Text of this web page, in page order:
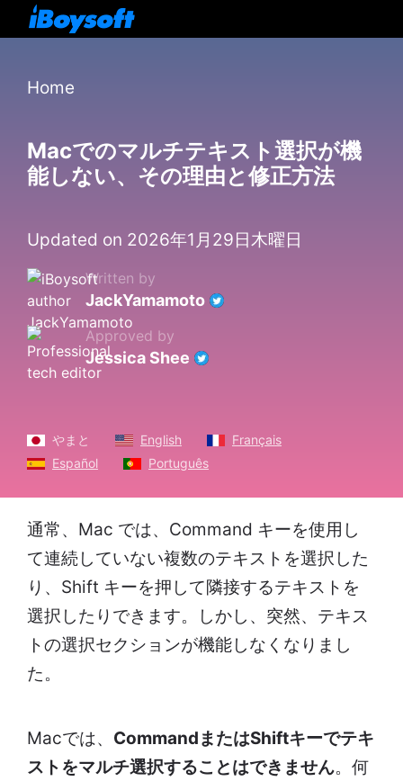
Home
Macでのマルチテキスト選択が機
能しない、その理由と修正方法
Updated on 2026年1月29日木曜日
Written by
JackYamamoto
Approved by
Jessica Shee
やまと English
Français
Español
Português
通常、Mac では、Command キーを使用し
て連続していない複数のテキストを選択した
り、Shift キーを押して隣接するテキストを
選択したりできます。しかし、突然、テキス
トの選択セクションが機能しなくなりまし
た。
Macでは、 CommandまたはShiftキーでテキ
ストをマルチ選択することはできません。何